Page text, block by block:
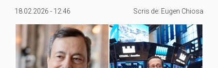
18.02.2026 - 12:46 Scris de: Eugen Chiosa